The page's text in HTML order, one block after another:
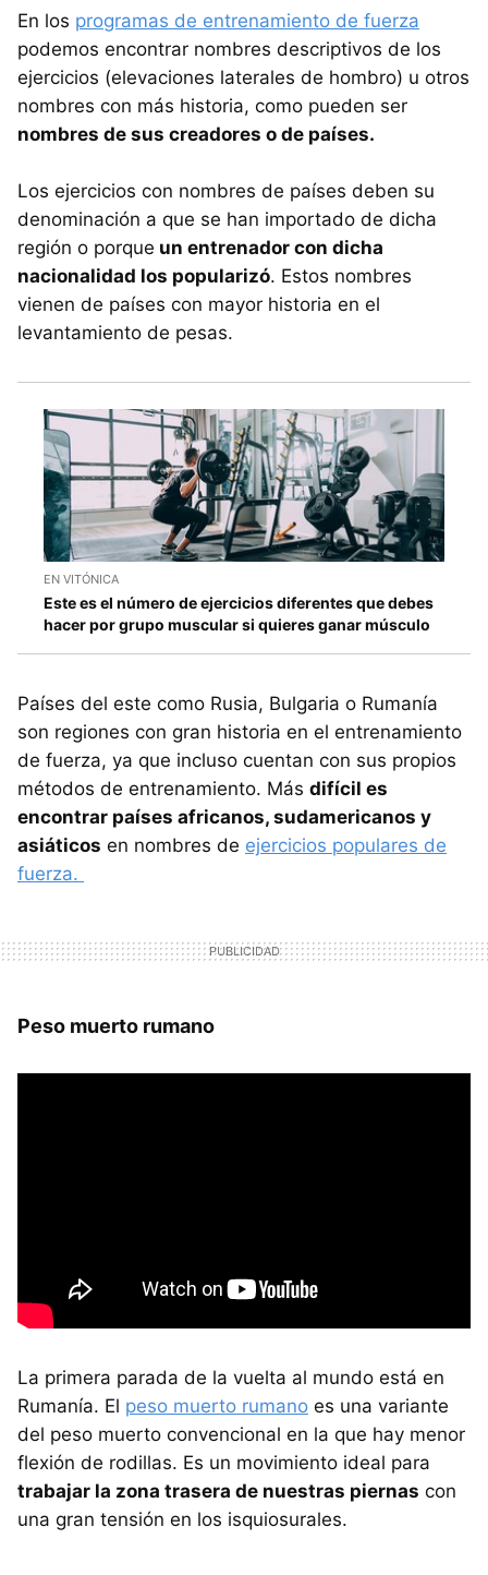
En los programas de entrenamiento de fuerza
podemos encontrar nombres descriptivos de los
ejercicios (elevaciones laterales de hombro) u otros
nombres con más historia, como pueden ser
nombres de sus creadores o de países.
Los ejercicios con nombres de países deben su
denominación a que se han importado de dicha
región o porque un entrenador con dicha
nacionalidad los popularizó. Estos nombres
vienen de países con mayor historia en el
levantamiento de pesas.
EN VITÓNICA
Este es el número de ejercicios diferentes que debes
hacer por grupo muscular si quieres ganar músculo
Países del este como Rusia, Bulgaria o Rumanía
son regiones con gran historia en el entrenamiento
de fuerza, ya que incluso cuentan con sus propios
métodos de entrenamiento. Más difícil es
encontrar países africanos, sudamericanos y
asiáticos en nombres de ejercicios populares de
fuerza.
Peso muerto rumano
La primera parada de la vuelta al mundo está en
Rumanía. El peso muerto rumano es una variante
del peso muerto convencional en la que hay menor
flexión de rodillas. Es un movimiento ideal para
trabajar la zona trasera de nuestras piernas con
una gran tensión en los isquiosurales.